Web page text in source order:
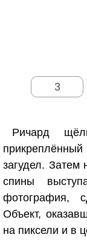
Ричард
загудел. Затем
спины
фотография,
Объект,
на пиксели и в